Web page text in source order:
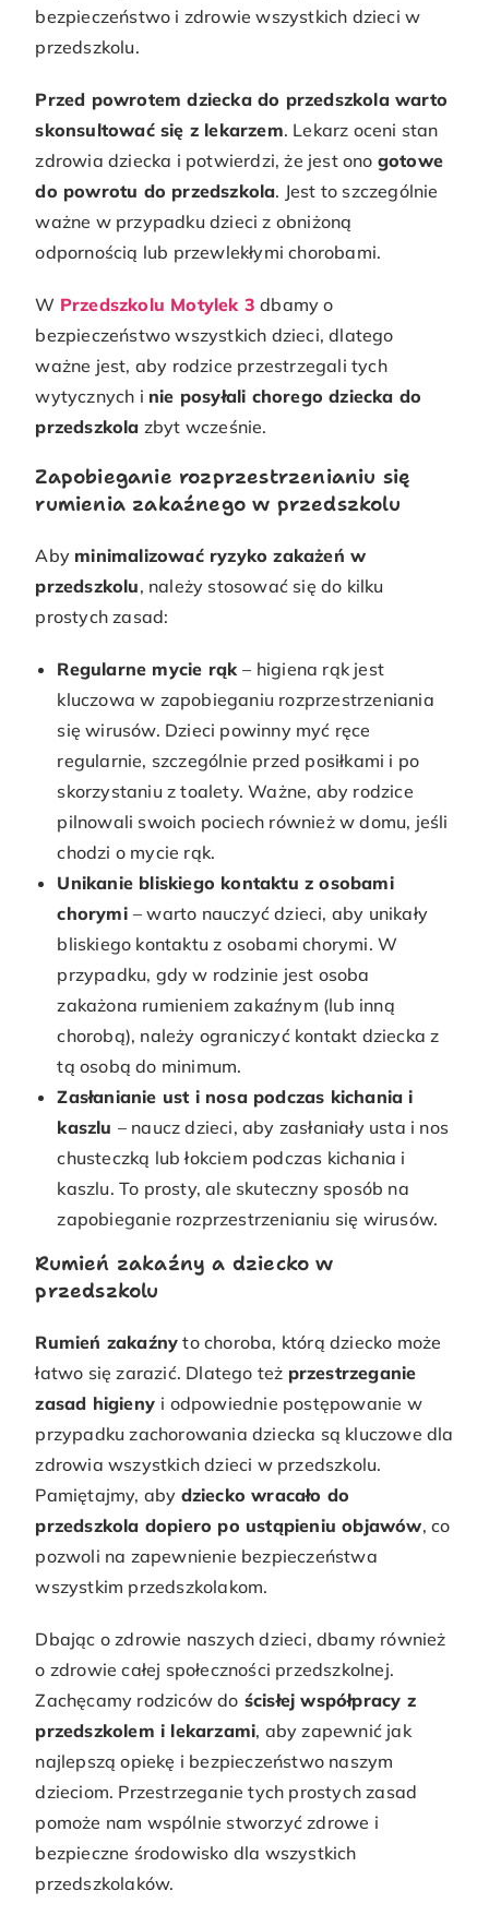
bezpieczeństwo i zdrowie wszystkich dzieci w
przedszkolu.
Przed powrotem dziecka do przedszkola warto
skonsultować się z lekarzem. Lekarz oceni stan
zdrowia dziecka i potwierdzi, że jest ono gotowe
do powrotu do przedszkola. Jest to szczególnie
ważne w przypadku dzieci z obniżoną
odpornością lub przewlekłymi chorobami.
W Przedszkolu Motylek 3 dbamy o
bezpieczeństwo wszystkich dzieci, dlatego
ważne jest, aby rodzice przestrzegali tych
wytycznych i nie posyłali chorego dziecka do
przedszkola zbyt wcześnie.
Zapobieganie rozprzestrzenianiu się
rumienia zakaźnego w przedszkolu
Aby minimalizować ryzyko zakażeń w
przedszkolu, należy stosować się do kilku
prostych zasad:
Regularne mycie rąk– higiena rąk jest
kluczowa w zapobieganiu rozprzestrzeniania
się wirusów. Dzieci powinny myć ręce
regularnie, szczególnie przed posiłkami i po
skorzystaniu z toalety. Ważne, aby rodzice
pilnowali swoich pociech również w domu, jeśli
chodzi o mycie rąk.
Unikanie bliskiego kontaktu z osobami
chorymi– warto nauczyć dzieci, aby unikały
bliskiego kontaktu z osobami chorymi. W
przypadku, gdy w rodzinie jest osoba
zakażona rumieniem zakaźnym (lub inną
chorobą), należy ograniczyć kontakt dziecka z
tą osobą do minimum.
Zasłanianie ust i nosa podczas kichania i
kaszlu – naucz dzieci, aby zasłaniały usta i nos
chusteczką lub łokciem podczas kichania i
kaszlu. To prosty, ale skuteczny sposób na
zapobieganie rozprzestrzenianiu się wirusów.
Rumień zakaźny a dziecko w
przedszkolu
Rumień zakaźny to choroba, którą dziecko może
łatwo się zarazić. Dlatego też przestrzeganie
zasad higieny i odpowiednie postępowanie w
przypadku zachorowania dziecka są kluczowe dla
zdrowia wszystkich dzieci w przedszkolu.
Pamiętajmy, aby dziecko wracało do
przedszkola dopiero po ustąpieniu objawów, co
pozwoli na zapewnienie bezpieczeństwa
wszystkim przedszkolakom.
Dbając o zdrowie naszych dzieci, dbamy również
o zdrowie całej społeczności przedszkolnej.
Zachęcamy rodziców do ścisłej współpracy z
przedszkolem i lekarzami, aby zapewnić jak
najlepszą opiekę i bezpieczeństwo naszym
dzieciom. Przestrzeganie tych prostych zasad
pomoże nam wspólnie stworzyć zdrowe i
bezpieczne środowisko dla wszystkich
przedszkolaków.